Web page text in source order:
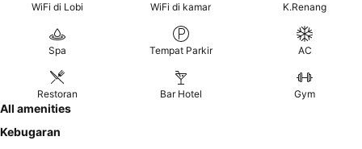
WiFi di Lobi WiFi di kamar K.Renang
Spa Tempat Parkir AC
Restoran Bar Hotel Gym
All amenities
Kebugaran